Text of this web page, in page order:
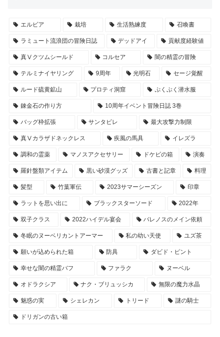
エルビア 栽培 生活熟練度 召喚書
ラミュート流浪団の冒険日誌 デッドアイ 貢献度経験値
真Ⅴクツムシールド コルセア 闇の精霊の冒険
テルミナイヤリング 9周年 光明石 セージ覚醒
ルード硫黄鉱山 プロティ洞窟 ぷくぷく潜水服
錬金石の作り方 10周年イベント冒険日誌 3巻
バッグ枠拡張 サンタビレ 最大攻撃力制限
真Ⅴカラザドネックレス 疾風の馬具 イレズラ
調和の霊薬 マノスアクセサリー ドケビの箱 演奏
羅針盤類アイテム 黒い砂漠グッズ 古書と記章 料理
髪型 竹葉軍伝 2023サマーシーズン 印章
ラットを思い出に ブラックスターソード 2022年
双子クラス 2022ハイデル宴会 バレノスのメイン依頼
冬眠のヌーベリカントアーマー 私の幼い天使 ユズ茶
願いが込められた箱 防具 ダビド・ピント
幸せな闇の精霊バフ ファラク ヌーベル
オドラクシア ナク・ブリュッシカ 無限の魔力水晶
魅惑の実 シェレカン トリード 謎の騎士
ドリガンの古い箱